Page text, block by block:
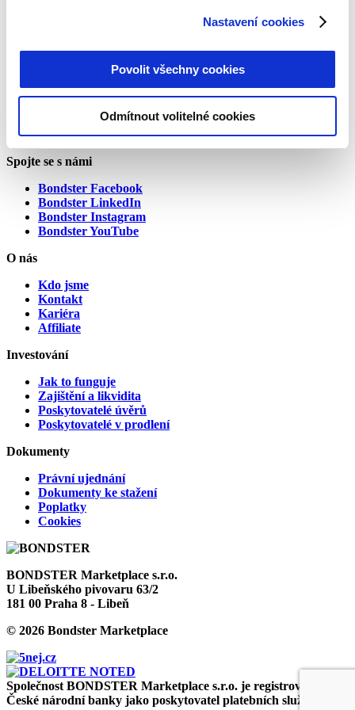
Nastavení cookies
Povolit všechny cookies
Odmítnout volitelné cookies
Přihlašte se k odběru a nezmeškejte žádnou novinku ze světa
Spojte se s námi
Bondster Facebook
Bondster LinkedIn
Bondster Instagram
Bondster YouTube
O nás
Kdo jsme
Kontakt
Kariéra
Affiliate
Investování
Jak to funguje
Zajištění a likvidita
Poskytovatelé úvěrů
Poskytovatelé v prodlení
Dokumenty
Právní ujednání
Dokumenty ke stažení
Poplatky
Cookies
BONDSTER Marketplace s.r.o.
U Libeňského pivovaru 63/2
181 00 Praha 8 - Libeň
© 2026 Bondster Marketplace
Společnost BONDSTER Marketplace s.r.o. je registrována u
České národní banky jako poskytovatel platebních služeb